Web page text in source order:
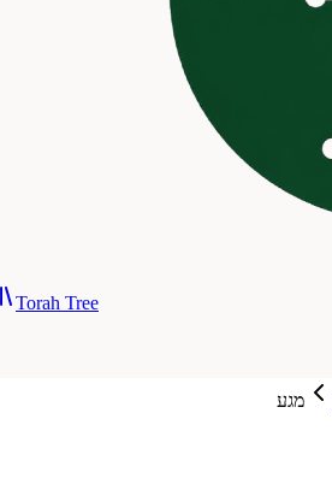
Torah Tree
מגע